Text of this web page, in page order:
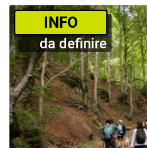
­INFO
da definire